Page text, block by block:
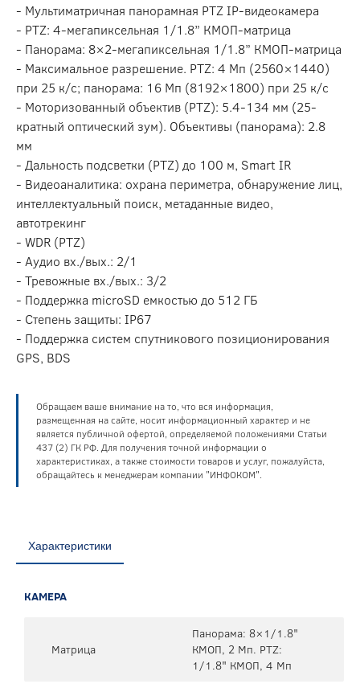
- Мультиматричная панорамная PTZ IP-видеокамера
- PTZ: 4-мегапиксельная 1/1.8” КМОП-матрица
- Панорама: 8×2-мегапиксельная 1/1.8” КМОП-матрица
- Максимальное разрешение. PTZ: 4 Мп (2560×1440)
при 25 к/с; панорама: 16 Мп (8192×1800) при 25 к/с
- Моторизованный объектив (PTZ): 5.4-134 мм (25-
кратный оптический зум). Объективы (панорама): 2.8
мм
- Дальность подсветки (PTZ) до 100 м, Smart IR
- Видеоаналитика: охрана периметра, обнаружение лиц,
интеллектуальный поиск, метаданные видео,
автотрекинг
- WDR (PTZ)
- Аудио вх./вых.: 2/1
- Тревожные вх./вых.: 3/2
- Поддержка microSD емкостью до 512 ГБ
- Степень защиты: IP67
- Поддержка систем спутникового позиционирования
GPS, BDS
Обращаем ваше внимание на то, что вся информация,
размещенная на сайте, носит информационный характер и не
является публичной офертой, определяемой положениями Статьи
437 (2) ГК РФ. Для получения точной информации о
характеристиках, а также стоимости товаров и услуг, пожалуйста,
обращайтесь к менеджерам компании "ИНФОКОМ".
Характеристики
КАМЕРА
Матрица
Панорама: 8×1/1.8"
КМОП, 2 Мп. PTZ:
1/1.8" КМОП, 4 Мп